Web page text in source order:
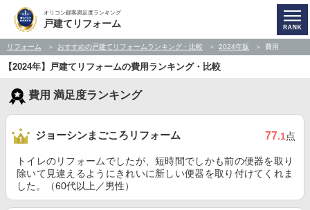
オリコン顧客満足度ランキング
戸建てリフォーム
リフォーム おすすめの戸建てリフォームランキング・比較 2024年版 費用
【2024年】戸建てリフォームの費用ランキング・比較
費用 満足度ランキング
ジョーシンまごころリフォーム 77.1点
トイレのリフォームでしたが、短時間でしかも前の便器を取り
除いて見違えるようにきれいに新しい便器を取り付けてくれま
した。（60代以上／男性）